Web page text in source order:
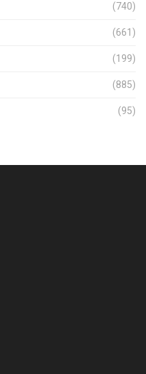
(740)
(661)
(199)
(885)
(95)